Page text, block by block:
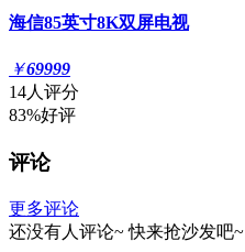
海信85英寸8K双屏电视
￥69999
14人评分
83%好评
评论
更多评论
还没有人评论~ 快来抢沙发吧~